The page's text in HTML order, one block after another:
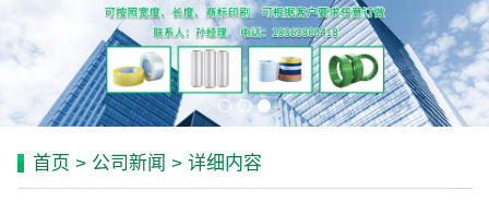
首页 > 公司新闻 > 详细内容